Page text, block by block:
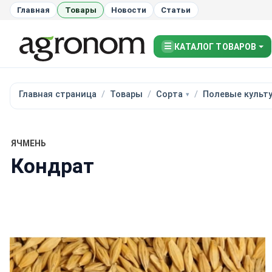
Главная Товары Новости Статьи
☰ КАТАЛОГ ТОВАРОВ
Главная страница Товары Сорта Полевые
ЯЧМЕНЬ
Кондрат